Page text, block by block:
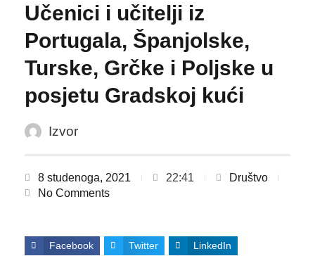
Učenici i učitelji iz
Portugala, Španjolske,
Turske, Grčke i Poljske u
posjetu Gradskoj kući
Izvor
8 studenoga, 2021 22:41
Društvo
No Comments
Facebook Twitter LinkedIn